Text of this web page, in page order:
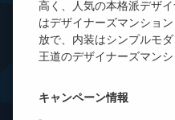
高く、人気の本格派デザ
はデザイナーズマンショ
放で、内装はシンプルモ
王道のデザイナーズマンシ
キャンペーン情報